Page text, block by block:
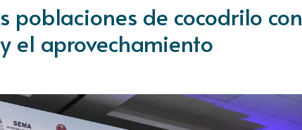
poblaciones de cocodrilo con
el aprovechamiento